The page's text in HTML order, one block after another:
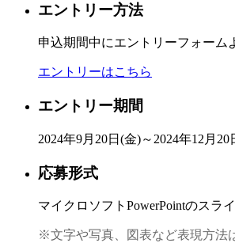
エントリー方法
申込期間中にエントリーフォーム
エントリーはこちら
エントリー期間
2024年9月20日(金)～2024年12月
応募形式
マイクロソフトPowerPointのスラ
※文字や写真、図表など表現方法